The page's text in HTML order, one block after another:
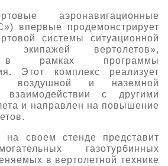
аэронавигационные
впервые продемонстрирует
системы ситуационной
экипажей вертолетов»,
в рамках программы
Этот комплекс реализует
воздушной и наземной
взаимодействии с другими
и направлен на повышение
своем стенде представит
газотурбинных
в вертолетной технике